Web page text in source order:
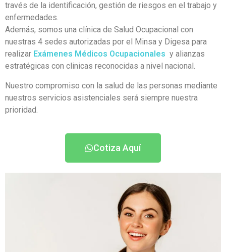
través de la identificación, gestión de riesgos en el trabajo y
enfermedades.
Además, somos una clínica de Salud Ocupacional con
nuestras 4 sedes autorizadas por el Minsa y Digesa para
realizar Exámenes Médicos Ocupacionales y alianzas
estratégicas con clinicas reconocidas a nivel nacional.
Nuestro compromiso con la salud de las personas mediante
nuestros servicios asistenciales será siempre nuestra
prioridad.
Cotiza Aquí